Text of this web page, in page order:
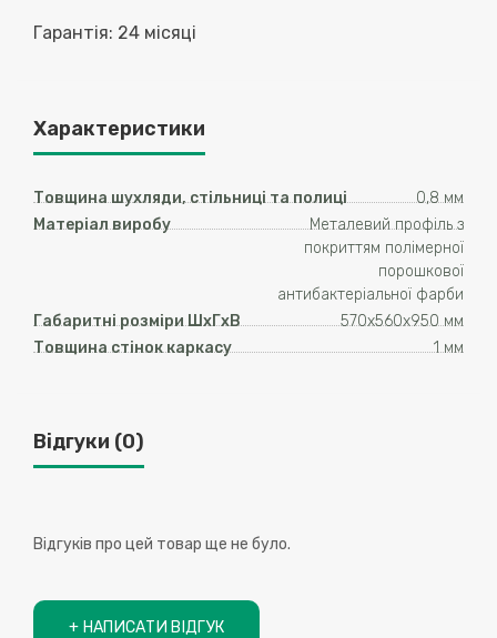
Гарантія: 24 місяці
Характеристики
Товщина шухляди, стільниці та полиці
0,8 мм
Матеріал виробу
Металевий профіль з
покриттям полімерної
порошкової
антибактеріальної фарби
Габаритні розміри ШхГхВ
570х560х950 мм
Товщина стінок каркасу
1 мм
Відгуки (0)
Відгуків про цей товар ще не було.
+ НАПИСАТИ ВІДГУК